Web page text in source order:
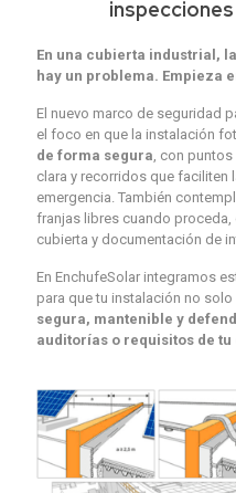
En una cubierta industrial,
hay un problema. Empieza
El nuevo marco de seguridad
el foco en que la instalación
de forma segura, con
clara y recorridos que faciliten
emergencia. También
franjas libres cuando
cubierta y documentación de
En EnchufeSolar integramos
para que tu instalación no
segura, mantenible y
auditorías o requisitos de